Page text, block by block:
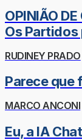
OPINIÃO DE
Os
RUDINEY PRADO
Parece que
MARCO ANCONI
Eu, a IA